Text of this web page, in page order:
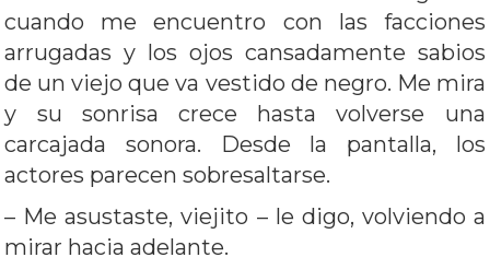
cuando me encuentro con las facciones
arrugadas y los ojos cansadamente sabios
de un viejo que va vestido de negro. Me mira
y su sonrisa crece hasta volverse una
carcajada sonora. Desde la pantalla, los
actores parecen sobresaltarse.
– Me asustaste, viejito – le digo, volviendo a
mirar hacia adelante.